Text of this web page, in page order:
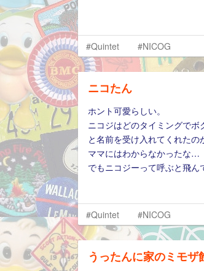
#Quintet #NICOG
ニコたん
ホント可愛らしい。
ニコジはどのタイミングでボ
と名前を受け入れてくれたの
ママにはわからなかったな…
でもニコジーって呼ぶと飛ん
#Quintet #NICOG
うったんに家のミモザ